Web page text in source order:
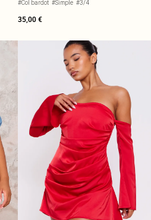
#Col bardot #Simple #3/4
35,00 €